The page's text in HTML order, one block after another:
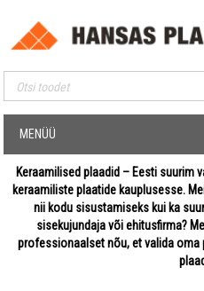
MENÜÜ
Keraamilised plaadid – Eesti suurim
keraamiliste plaatide kauplusesse.
nii kodu sisustamiseks kui ka
sisekujundaja või ehitusfirma?
professionaalset nõu, et valida oma